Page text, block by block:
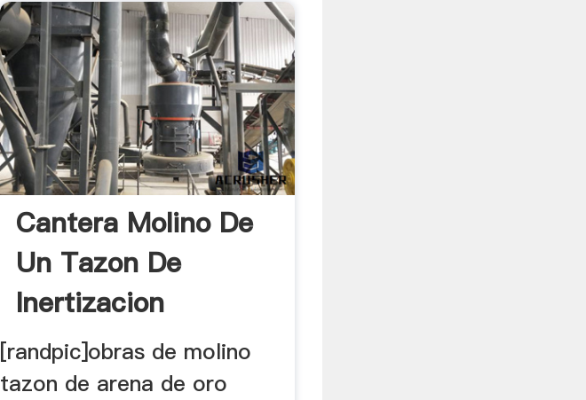
Cantera Molino De
Un Tazon De
Inertizacion
[randpic]obras de molino
tazon de arena de oro